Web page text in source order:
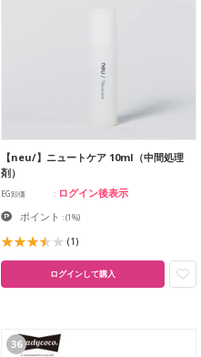
【neu/】ニュートケア 10ml（中間処理
剤）
EG卸価 ログイン後表示
ポイント :(1%)
(1)
ログインして購入
36